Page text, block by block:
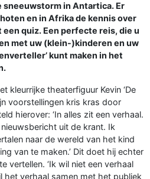
sneeuwstorm in Antartica. Er
en in Afrika de kennis over
een quiz. Een perfecte reis, die u
met uw (klein-)kinderen en uw
kunt maken in het
kleurrijke theaterfiguur Kevin ‘De
voorstellingen kris kras door
hierover: ‘In alles zit een verhaal.
uit de krant. Ik
naar de wereld van het kind
van te maken.’ Dit doet hij echter
vertellen. ‘Ik wil niet een verhaal
het verhaal samen met het publiek